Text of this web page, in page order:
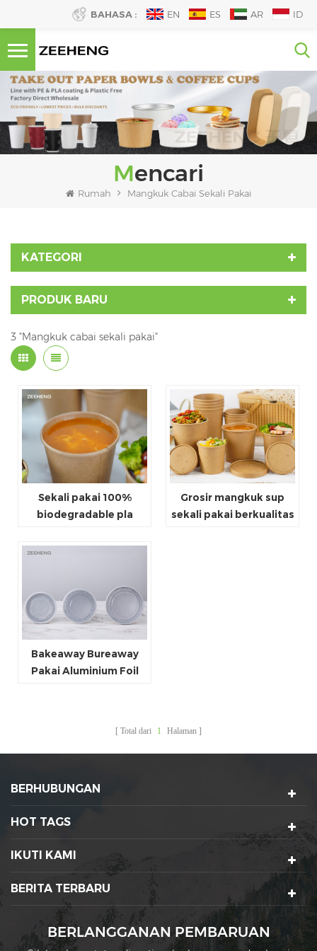
BAHASA : EN ES AR ID
Mencari
Rumah Mangkuk Cabai Sekali Pakai
KATEGORI
PRODUK BARU
3 "Mangkuk cabai sekali pakai"
Sekali pakai 100%
biodegradable pla
mangkuk
Grosir mangkuk sup
sekali pakai berkualitas
Bakeaway Bureaway
Pakai Aluminium Foil
Total dari 1 Halaman
BERHUBUNGAN
HOT TAGS
IKUTI KAMI
BERITA TERBARU
BERLANGGANAN PEMBARUAN